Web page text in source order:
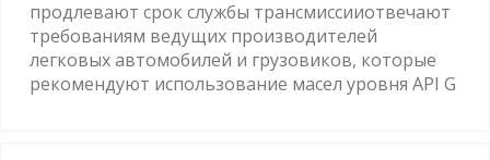
продлевают срок службы трансмиссииотвечают
требованиям ведущих производителей
легковых автомобилей и грузовиков, которые
рекомендуют использование масел уровня API G